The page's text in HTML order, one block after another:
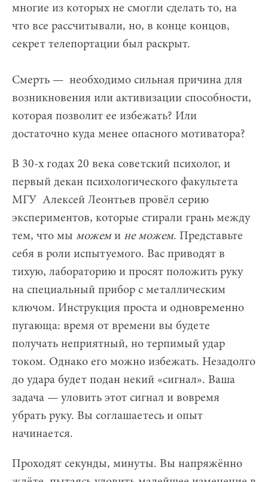
многие из которых не смогли сделать то, на
что все рассчитывали, но, в конце концов,
секрет телепортации был раскрыт.
Смерть — необходимо сильная причина для
возникновения или активизации способности,
которая позволит ее избежать? Или
достаточно куда менее опасного мотиватора?
В 30-х годах 20 века советский психолог, и
первый декан психологического факультета
МГУ Алексей Леонтьев провёл серию
экспериментов, которые стирали грань между
тем, что мы можеми не можем. Представьте
себя в роли испытуемого. Вас приводят в
тихую, лабораторию и просят положить руку
на специальный прибор с металлическим
ключом. Инструкция проста и одновременно
пугающа: время от времени вы будете
получать неприятный, но терпимый удар
током. Однако его можно избежать. Незадолго
до удара будет подан некий «сигнал». Ваша
задача — уловить этот сигнал и вовремя
убрать руку. Вы соглашаетесь и опыт
начинается.
Проходят секунды, минуты. Вы напряжённо